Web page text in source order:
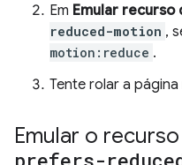
Em Emular recurso
reduced-motion ,
motion:reduce .
Tente rolar a
Emular o
prefers-